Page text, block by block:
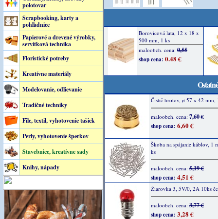
polotovar
Scrapbooking, karty a
pohľadnice
Papierové a drevené výrobky,
servítková technika
Floristické potreby
Kreatívne materiály
Modelovanie, odlievanie
Tradičné techniky
Filc, textil, vyhotovenie tašiek
Perly, vyhotovenie šperkov
Stavebnice, kreatívne sady
Knihy, nápady
Čistič hrotov, ø 57 x 42 mm,
maloobch. cena:7,60 €
shop cena: 6,60 €
Škoba na spájanie káblov, 1
ks
maloobch. cena:5,19 €
shop cena: 4,51 €
Žiarovka 3, 5V/0, 2A 10ks
maloobch. cena:3,77 €
shop cena: 3,28 €